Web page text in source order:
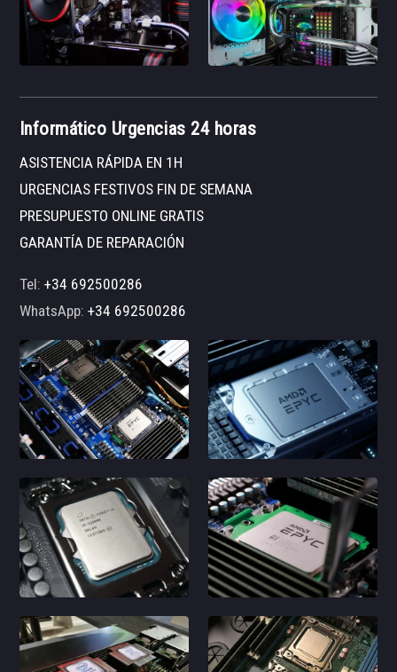
Informático Urgencias 24 horas
ASISTENCIA RÁPIDA EN 1H
URGENCIAS FESTIVOS FIN DE SEMANA
PRESUPUESTO ONLINE GRATIS
GARANTÍA DE REPARACIÓN
Tel:+34 692500286
WhatsApp:+34 692500286